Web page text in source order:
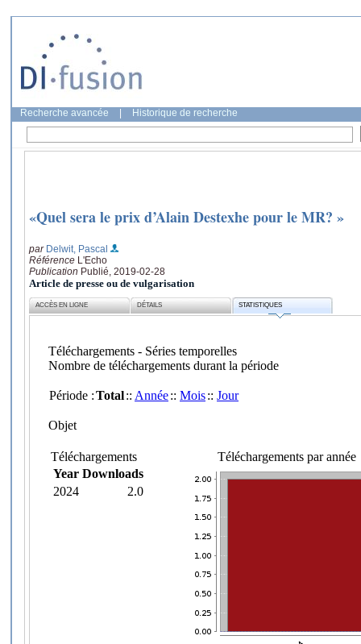
Recherche avancée Historique de recherche
«Quel sera le prix d’Alain Destexhe pour le MR? »
par Delwit, Pascal
Référence L'Echo
Publication Publié, 2019-02-28
Article de presse ou de vulgarisation
ACCÈS EN LIGNE DÉTAILS STATISTIQUES